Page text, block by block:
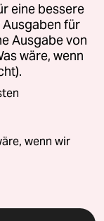
eine bessere
für
Ausgabe von
wäre, wenn
wenn wir